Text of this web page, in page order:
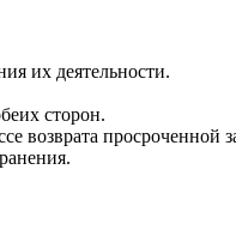
их деятельности.
сторон.
возврата просроченной